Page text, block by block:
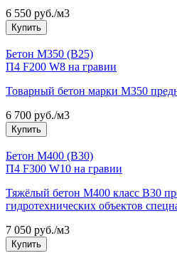
6 550 руб./м3
Купить
Бетон М350 (В25)
П4 F200 W8 на гравии
Товарный бетон марки М350
6 700 руб./м3
Купить
Бетон М400 (В30)
П4 F300 W10 на гравии
Тяжёлый бетон М400 класс В30
гидротехнических объектов
7 050 руб./м3
Купить